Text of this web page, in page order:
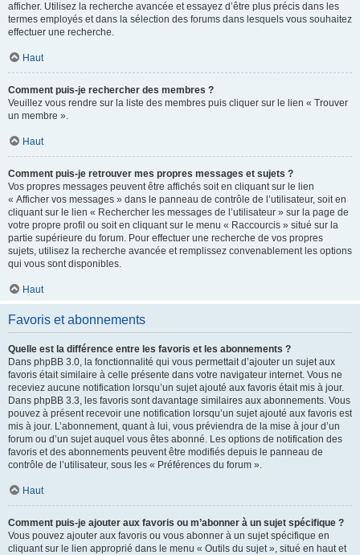
afficher. Utilisez la recherche avancée et essayez d’être plus précis dans les
termes employés et dans la sélection des forums dans lesquels vous souhaitez
effectuer une recherche.
Haut
Comment puis-je rechercher des membres ?
Veuillez vous rendre sur la liste des membres puis cliquer sur le lien « Trouver
un membre ».
Haut
Comment puis-je retrouver mes propres messages et sujets ?
Vos propres messages peuvent être affichés soit en cliquant sur le lien
« Afficher vos messages » dans le panneau de contrôle de l’utilisateur, soit en
cliquant sur le lien « Rechercher les messages de l’utilisateur » sur la page de
votre propre profil ou soit en cliquant sur le menu « Raccourcis » situé sur la
partie supérieure du forum. Pour effectuer une recherche de vos propres
sujets, utilisez la recherche avancée et remplissez convenablement les options
qui vous sont disponibles.
Haut
Favoris et abonnements
Quelle est la différence entre les favoris et les abonnements ?
Dans phpBB 3.0, la fonctionnalité qui vous permettait d’ajouter un sujet aux
favoris était similaire à celle présente dans votre navigateur internet. Vous ne
receviez aucune notification lorsqu’un sujet ajouté aux favoris était mis à jour.
Dans phpBB 3.3, les favoris sont davantage similaires aux abonnements. Vous
pouvez à présent recevoir une notification lorsqu’un sujet ajouté aux favoris est
mis à jour. L’abonnement, quant à lui, vous préviendra de la mise à jour d’un
forum ou d’un sujet auquel vous êtes abonné. Les options de notification des
favoris et des abonnements peuvent être modifiés depuis le panneau de
contrôle de l’utilisateur, sous les « Préférences du forum ».
Haut
Comment puis-je ajouter aux favoris ou m’abonner à un sujet spécifique ?
Vous pouvez ajouter aux favoris ou vous abonner à un sujet spécifique en
cliquant sur le lien approprié dans le menu « Outils du sujet », situé en haut et